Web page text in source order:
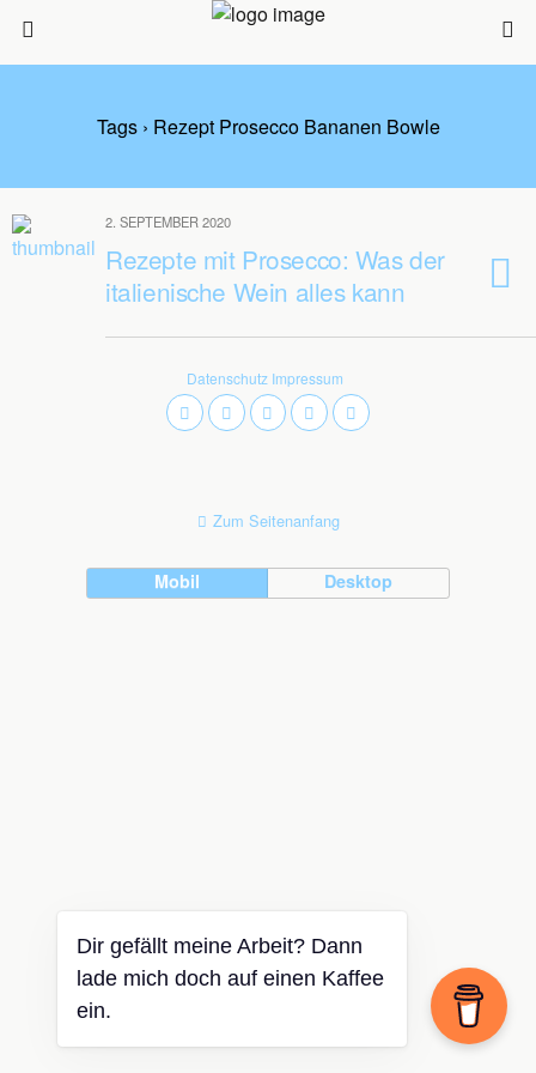
Tags › Rezept Prosecco Bananen Bowle
2. SEPTEMBER 2020
Rezepte mit Prosecco: Was der
italienische Wein alles kann
Datenschutz Impressum
Zum Seitenanfang
Mobil Desktop
Dir gefällt meine Arbeit? Dann
lade mich doch auf einen Kaffee
ein.